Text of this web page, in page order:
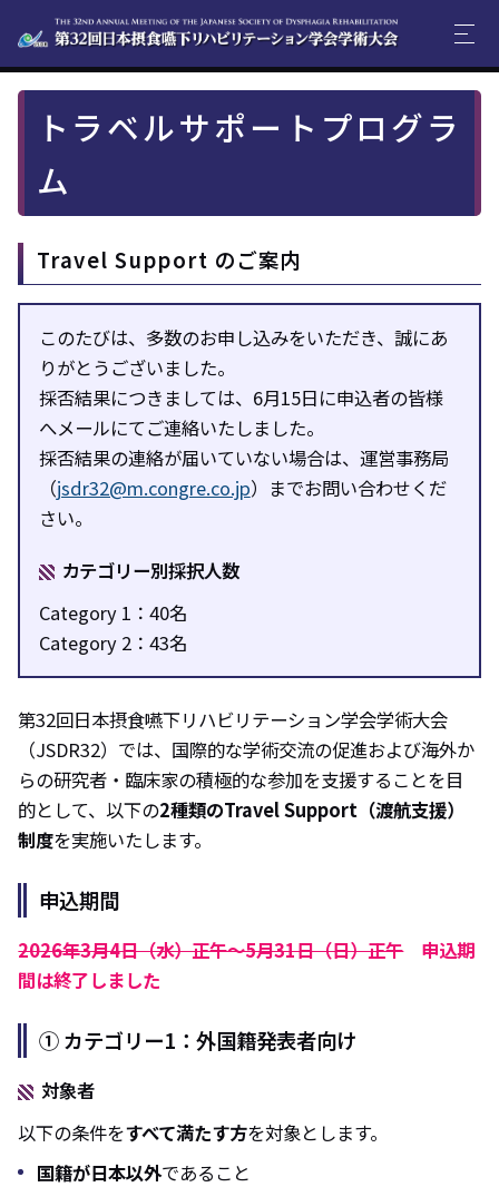
トラベルサポートプログラ
ム
Travel Support のご案内
このたびは、多数のお申し込みをいただき、誠にあ
りがとうございました。
採否結果につきましては、6月15日に申込者の皆様
へメールにてご連絡いたしました。
採否結果の連絡が届いていない場合は、運営事務局
（jsdr32@m.congre.co.jp） までお問い合わせくだ
さい。
カテゴリー別採択人数
Category 1：40名
Category 2：43名
第32回日本摂食嚥下リハビリテーション学会学術大会
（JSDR32）では、国際的な学術交流の促進および海外か
らの研究者・臨床家の積極的な参加を支援することを目
的として、以下の2種類のTravel Support（渡航支援）
制度を実施いたします。
申込期間
2026年3月4日（水）正午～5月31日（日）正午申込期
間は終了しました
① カテゴリー1：外国籍発表者向け
対象者
以下の条件をすべて満たす方を対象とします。
国籍が日本以外であること